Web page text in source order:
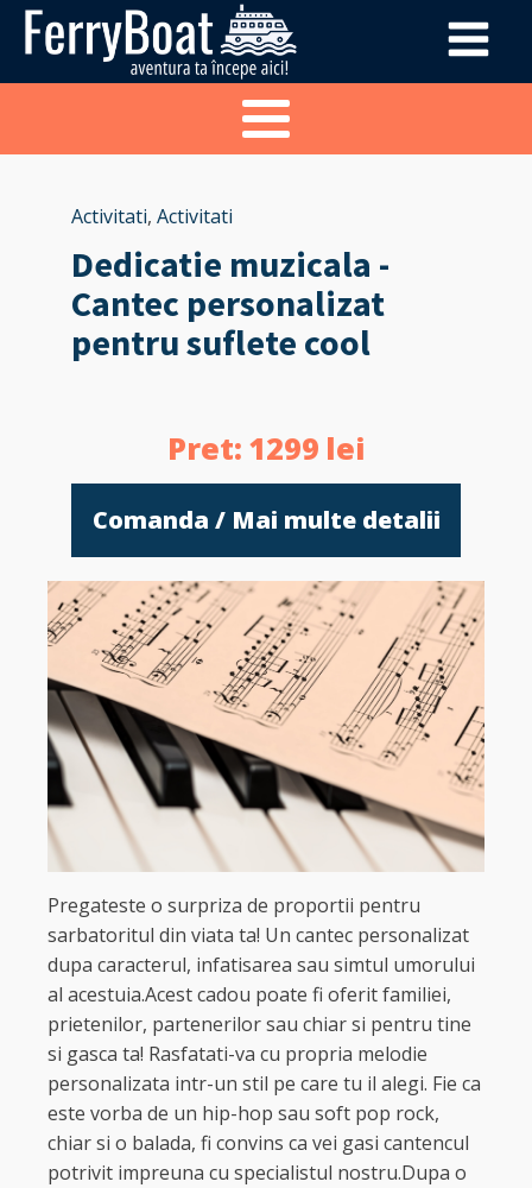
Activitati, Activitati
Dedicatie muzicala -
Cantec personalizat
pentru suflete cool
Pret: 1299 lei
Comanda / Mai multe detalii
Pregateste o surpriza de proportii pentru
sarbatoritul din viata ta! Un cantec personalizat
dupa caracterul, infatisarea sau simtul umorului
al acestuia.Acest cadou poate fi oferit familiei,
prietenilor, partenerilor sau chiar si pentru tine
si gasca ta! Rasfatati-va cu propria melodie
personalizata intr-un stil pe care tu il alegi. Fie ca
este vorba de un hip-hop sau soft pop rock,
chiar si o balada, fi convins ca vei gasi cantencul
potrivit impreuna cu specialistul nostru.Dupa o